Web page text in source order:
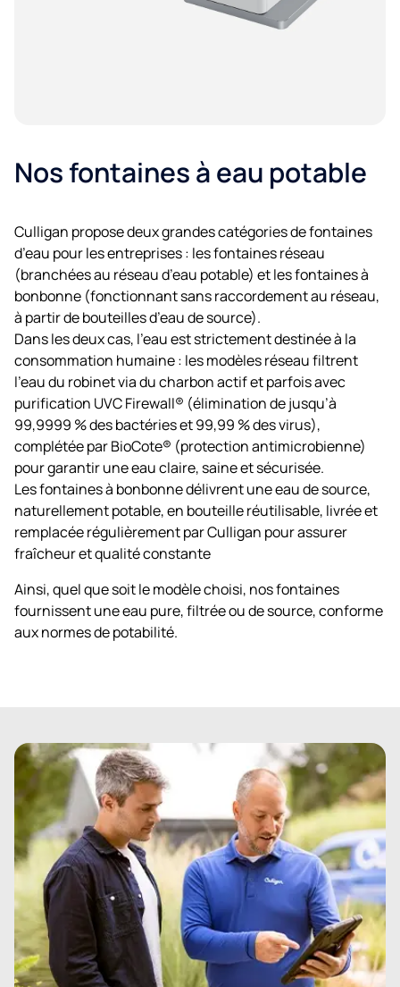
Nos fontaines à eau potable
Culligan propose deux grandes catégories de fontaines
d’eau pour les entreprises : les fontaines réseau
(branchées au réseau d’eau potable) et les fontaines à
bonbonne (fonctionnant sans raccordement au réseau,
à partir de bouteilles d’eau de source).
Dans les deux cas, l’eau est strictement destinée à la
consommation humaine : les modèles réseau filtrent
l’eau du robinet via du charbon actif et parfois avec
purification UVC Firewall® (élimination de jusqu’à
99,9999 % des bactéries et 99,99 % des virus),
complétée par BioCote® (protection antimicrobienne)
pour garantir une eau claire, saine et sécurisée.
Les fontaines à bonbonne délivrent une eau de source,
naturellement potable, en bouteille réutilisable, livrée et
remplacée régulièrement par Culligan pour assurer
fraîcheur et qualité constante
Ainsi, quel que soit le modèle choisi, nos fontaines
fournissent une eau pure, filtrée ou de source, conforme
aux normes de potabilité.